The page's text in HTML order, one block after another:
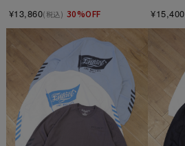
¥13,860(税込) 30%OFF ¥15,400